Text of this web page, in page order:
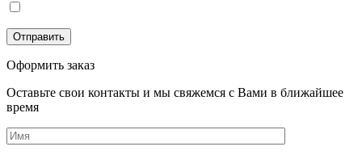
Оформить заказ
Оставьте свои контакты и мы свяжемся с Вами в ближайшее
время